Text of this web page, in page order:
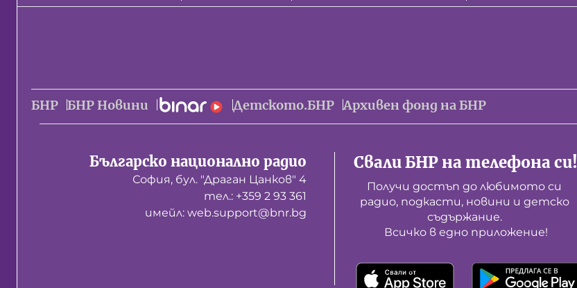
БНР БНР Новини Детското.БНР Архивен фонд на БНР
Българско национално радио
София, бул. "Драган Цанков" 4
тел.: +359 2 93 361
имейл: web.support@bnr.bg
Свали БНР на телефона си!
Получи достъп до любимото си
радио, подкасти, новини и детско
съдържание.
Всичко в едно приложение!